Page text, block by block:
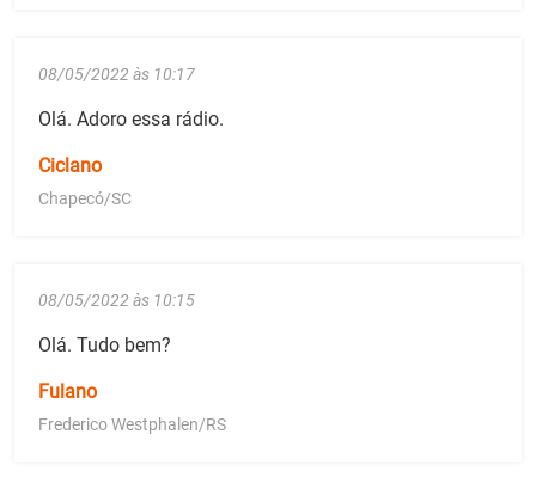
08/05/2022 às 10:17
Olá. Adoro essa rádio.
Ciclano
Chapecó/SC
08/05/2022 às 10:15
Olá. Tudo bem?
Fulano
Frederico Westphalen/RS